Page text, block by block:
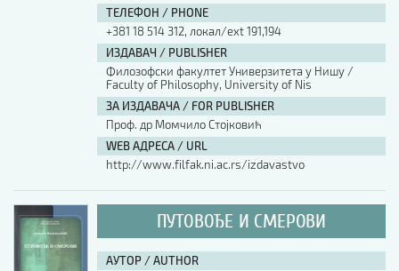
АУТОР / AUTHOR
ISBN
ТЕЛЕФОН / PHONE
+381 18 514 312, локал/ext 191,194
ИЗДАВАЧ / PUBLISHER
Филозофски факултет Универзитета у Нишу /
Faculty of Philosophy, University of Nis
ЗА ИЗДАВАЧА / FOR PUBLISHER
Проф. др Момчило Стојковић
WEB АДРЕСА / URL
http://www.filfak.ni.ac.rs/izdavastvo
ПУТОВОЂЕ И СМЕРОВИ
АУТОР / AUTHOR